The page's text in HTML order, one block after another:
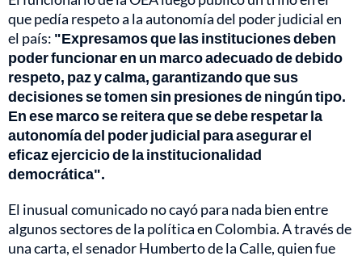
que pedía respeto a la autonomía del poder judicial en
el país: "Expresamos que las instituciones deben
poder funcionar en un marco adecuado de debido
respeto, paz y calma, garantizando que sus
decisiones se tomen sin presiones de ningún tipo.
En ese marco se reitera que se debe respetar la
autonomía del poder judicial para asegurar el
eficaz ejercicio de la institucionalidad
democrática".
El inusual comunicado no cayó para nada bien entre
algunos sectores de la política en Colombia. A través de
una carta, el senador Humberto de la Calle, quien fue